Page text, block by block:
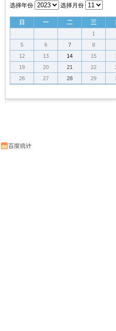
选择年份 选择月份
日 一 二 三
1
5
6 7 8
12
13 14 15
19
20 21 22
26
27 28 29